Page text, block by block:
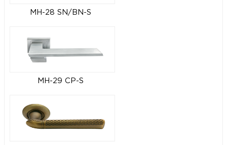
MH-28 SN/BN-S
MH-29 CP-S